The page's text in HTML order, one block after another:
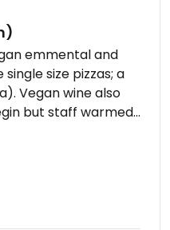
emmental and
size pizzas; a
Vegan wine also
but staff warmed